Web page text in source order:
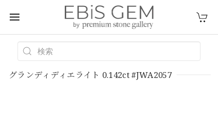
グランディディエライト 0.142ct #JWA2057